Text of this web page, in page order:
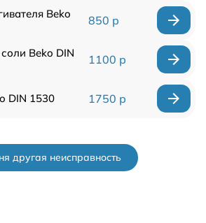
Beko
850 р
Beko DIN
1100 р
DIN 1530 1750 р
другая неисправность